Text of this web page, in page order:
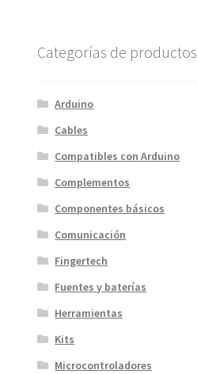
Categorías de productos
Arduino
Cables
Compatibles con Arduino
Complementos
Componentes básicos
Comunicación
Fingertech
Fuentes y baterías
Herramientas
Kits
Microcontroladores